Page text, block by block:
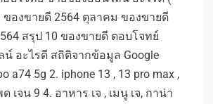
ของขายดี 2564 ตุลาคม ของขายดี
สรุป 10 ของขายดี ตอบโจทย์
อะไรดี สถิติจากข้อมูล Google
a74 5g 2. iphone 13 , 13 pro max ,
เจน 9 4. อาหาร เจ , เมนู เจ, กาน่า